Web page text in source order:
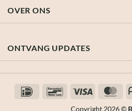
OVER ONS
ONTVANG UPDATES
IDeal BancontactVisa
Copyright 2026 ©